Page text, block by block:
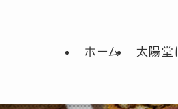
ホーム 太陽堂